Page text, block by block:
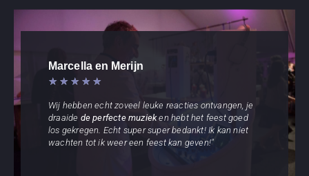
Marcella en Merijn
★ ★ ★ ★ ★
Wij hebben echt zoveel leuke reacties ontvangen, je
draaide de perfecte muzieken hebt het feest goed
los gekregen. Echt super super bedankt! Ik kan niet
wachten tot ik weer een feest kan geven!"